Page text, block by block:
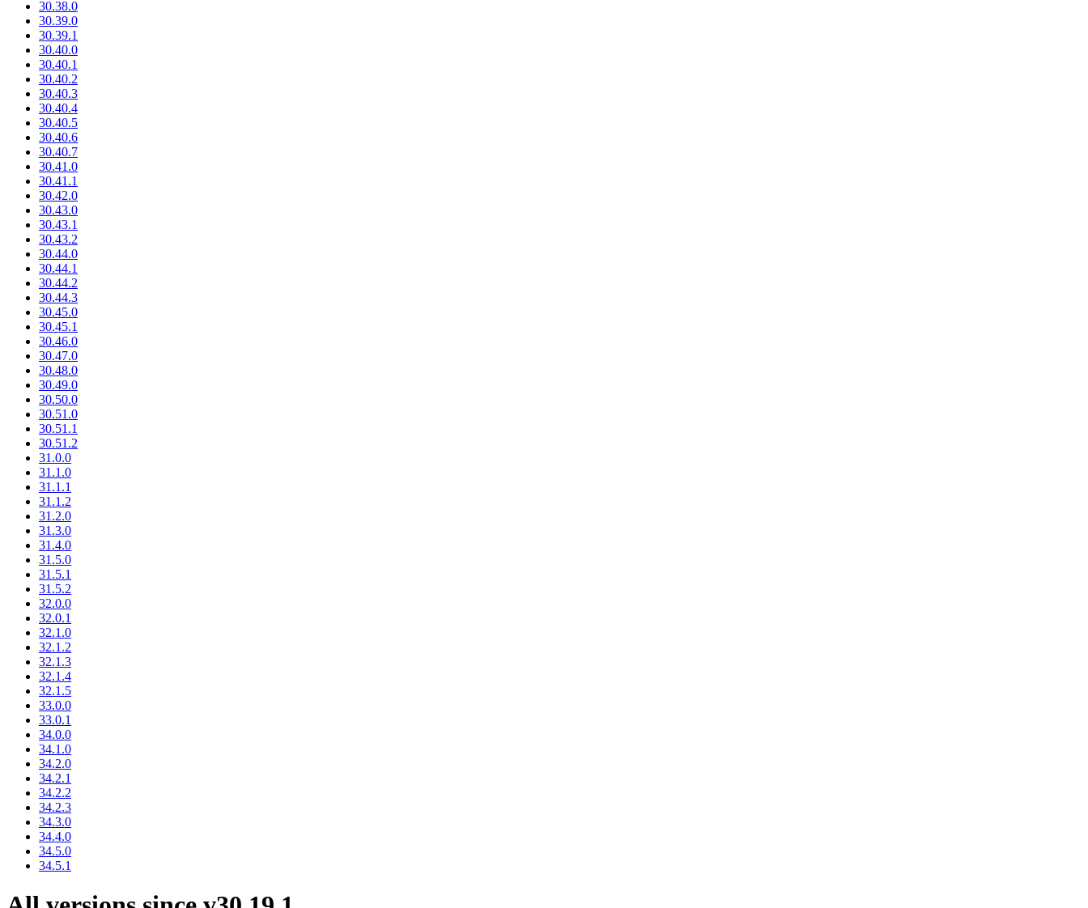
30.38.0
30.39.0
30.39.1
30.40.0
30.40.1
30.40.2
30.40.3
30.40.4
30.40.5
30.40.6
30.40.7
30.41.0
30.41.1
30.42.0
30.43.0
30.43.1
30.43.2
30.44.0
30.44.1
30.44.2
30.44.3
30.45.0
30.45.1
30.46.0
30.47.0
30.48.0
30.49.0
30.50.0
30.51.0
30.51.1
30.51.2
31.0.0
31.1.0
31.1.1
31.1.2
31.2.0
31.3.0
31.4.0
31.5.0
31.5.1
31.5.2
32.0.0
32.0.1
32.1.0
32.1.2
32.1.3
32.1.4
32.1.5
33.0.0
33.0.1
34.0.0
34.1.0
34.2.0
34.2.1
34.2.2
34.2.3
34.3.0
34.4.0
34.5.0
34.5.1